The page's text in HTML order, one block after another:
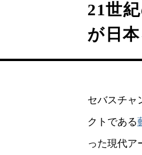
21世
が日
セバスチャ
クトである
った現代ア